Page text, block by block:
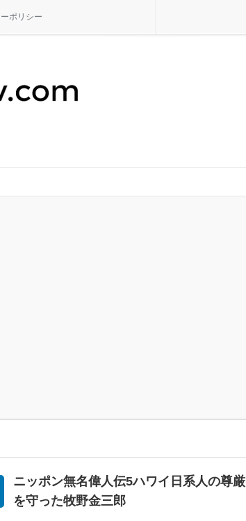
ポリシー
ニッポン無名偉人伝5ハワイ日系人の尊厳
を守った牧野金三郎